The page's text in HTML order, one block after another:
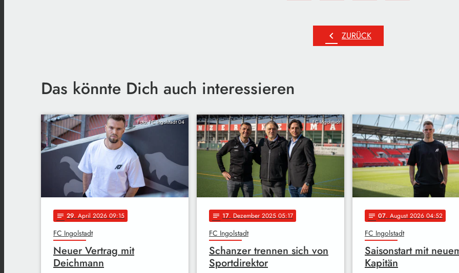
chevron_left ZURÜCK
Das könnte Dich auch interessieren
Foto: FC Ingolstadt 04
notes 29. April 2026 09:15
FC Ingolstadt
Neuer Vertrag mit
Deichmann
FC Ingolstadt
notes 17. Dezember 2025 05:17
FC Ingolstadt
Schanzer trennen sich von
Sportdirektor
notes 07. August 2026 04:52
FC Ingolstadt
Saisonstart mit
Kapitän